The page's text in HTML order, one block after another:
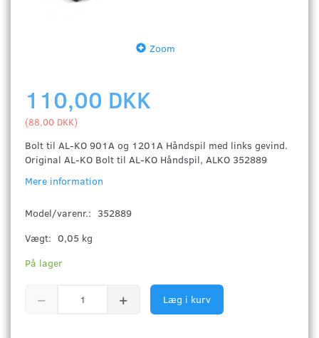
Zoom
110,00 DKK
(88,00 DKK)
Bolt til AL-KO 901A og 1201A Håndspil med links gevind.
Original AL-KO Bolt til AL-KO Håndspil, ALKO 352889
Mere information
Model/varenr.: 352889
Vægt: 0,05 kg
På lager
Læg i kurv